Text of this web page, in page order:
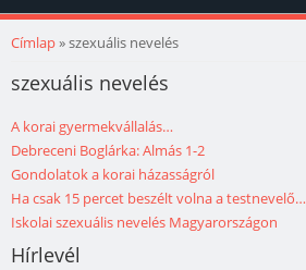
Jelenlegi hely
Címlap» szexuális nevelés
szexuális nevelés
A korai gyermekvállalás…
Debreceni Boglárka: Almás 1-2
Gondolatok a korai házasságról
Ha csak 15 percet beszélt volna a testnevelő…
Iskolai szexuális nevelés Magyarországon
Hírlevél